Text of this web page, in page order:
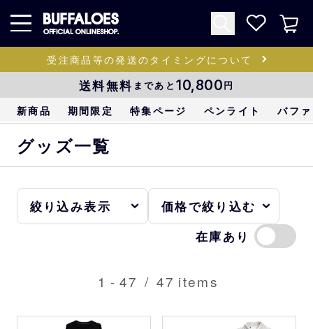
受注商品等の発送のタイミングについて
送料無料 まであと 10,800円
新商品 期間限定 特集ページ ペンライト バフ
グッズ一覧
在庫あり
1 - 47 / 47 items